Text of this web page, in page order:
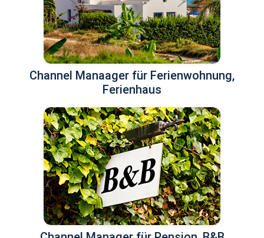
Channel Manaager für Ferienwohnung,
Ferienhaus